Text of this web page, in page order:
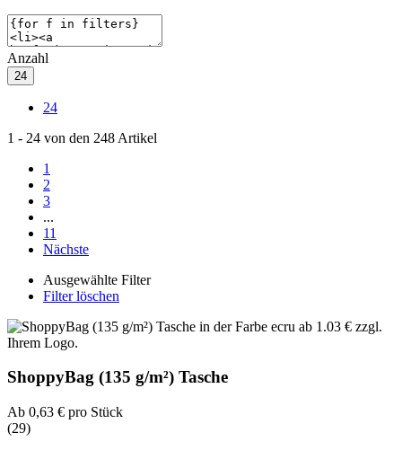
Anzahl
24
24
1 - 24 von den 248 Artikel
1
2
3
...
11
Nächste
Ausgewählte Filter
Filter löschen
ShoppyBag (135 g/m²) Tasche
Ab 0,63 € pro Stück
(29)